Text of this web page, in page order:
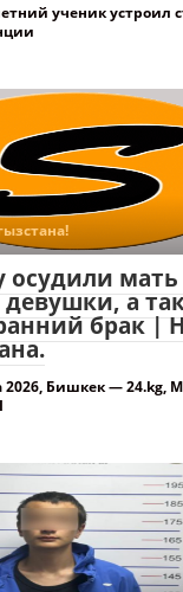
ученик устроил
осудили
девушки, а
брак |
2026, Бишкек —